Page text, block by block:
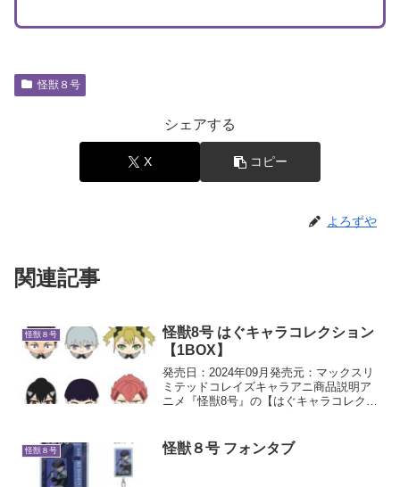
怪獣８号
シェアする
X コピー
よろずや
関連記事
怪獣８号
怪獣8号 はぐキャラコレクション
【1BOX】
発売日：2024年09月発売元：マックスリ
ミテッドコレイズキャラアニ商品説明ア
ニメ『怪獣8号』の【はぐキャラコレクシ
いぐるみ！種類は全部で6種類！お気に入
りのキャラクタ...
怪獣８号 怪獣８号 フォンタブ